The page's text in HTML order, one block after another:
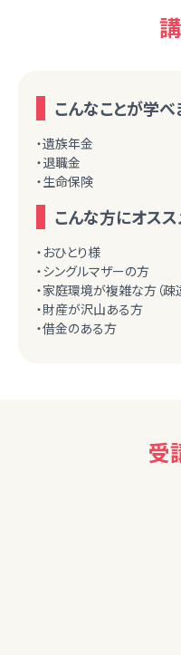
こんなことが学べ
・遺族年金
・退職金
・生命保険
こんな方にオスス
・おひとり様
・シングルマザーの方
・家庭環境が複雑な方（疎
・財産が沢山ある方
・借金のある方
受